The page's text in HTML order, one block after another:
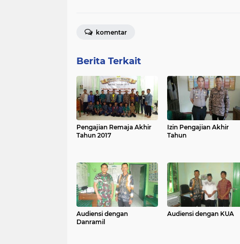
komentar
Berita Terkait
Pengajian Remaja Akhir
Tahun 2017
Izin Pengajian Akhir
Tahun
Audiensi dengan
Danramil
Audiensi dengan KUA